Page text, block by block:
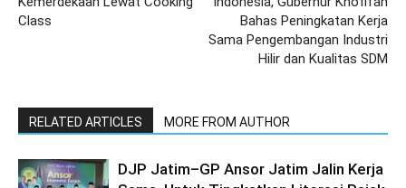
Class
Bahas Peningkatan Kerja
Sama Pengembangan Industri
Hilir dan Kualitas SDM
RELATED ARTICLES MORE FROM AUTHOR
DJP Jatim–GP Ansor Jatim Jalin Kerja